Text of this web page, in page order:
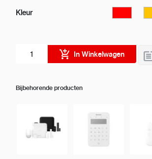
Kleur
In Winkelwagen
Bijbehorende producten